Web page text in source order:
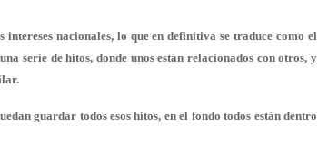
nacionales, lo que en definitiva se traduce como el
serie de hitos, donde unos están relacionados con otros, y
guardar todos esos hitos, en el fondo todos están dentro